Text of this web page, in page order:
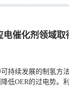
催化剂领域取
持续发展的制氢方
低OER的过电势。